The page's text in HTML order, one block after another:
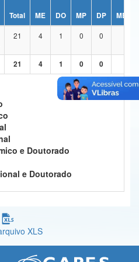
e Comunicações
Humanos
Total ME DO MP DP
ME/DO
21 4 1 0 0
21 4 1 0 0
e Doutorado
e Doutorado
XLS